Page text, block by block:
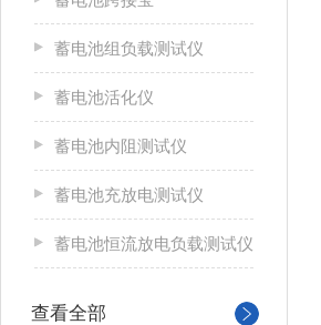
蓄电池组负载测试仪
蓄电池活化仪
蓄电池内阻测试仪
蓄电池充放电测试仪
蓄电池恒流放电负载测试仪
查看全部